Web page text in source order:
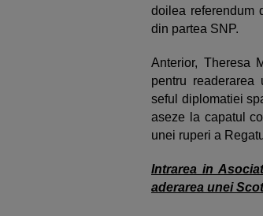
doilea referendum
din partea SNP.
Anterior, Theresa
pentru
seful diplomatiei
aseze la capatul
unei ruperi a
Intrarea in
aderarea unei